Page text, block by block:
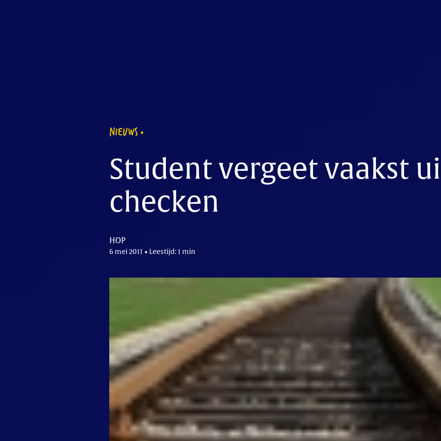
NIEUWS
Student vergeet vaakst
checken
HOP
6 mei 2011 • Leestijd: 1 min